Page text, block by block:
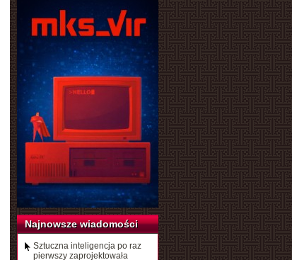
Najnowsze wiadomości
Sztuczna inteligencja po raz
pierwszy zaprojektowała